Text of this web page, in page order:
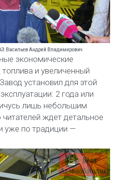
Васильев Андрей Владимирович
экономические
топлива и увеличенный
установил для этой
2 года или
лишь небольшим
ждет детальное
уже по традиции —